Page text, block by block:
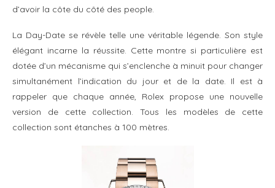
d’avoir la côte du côté des people.
La Day-Date se révèle telle une véritable légende. Son style
élégant incarne la réussite. Cette montre si particulière est
dotée d’un mécanisme qui s’enclenche à minuit pour changer
simultanément l’indication du jour et de la date. Il est à
rappeler que chaque année, Rolex propose une nouvelle
version de cette collection. Tous les modèles de cette
collection sont étanches à 100 mètres.